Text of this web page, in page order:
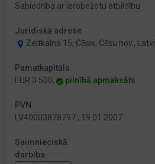
Sabiedrība ar ierobežotu atbildību
Juridiskā adrese
Zeltkalna 15, Cēsis, Cēsu nov.,
Pamatkapitāls
EUR 3 500,
pilnībā apmaksāts
PVN
LV40003878797 , 19.01.2007
Saimnieciskā
darbība